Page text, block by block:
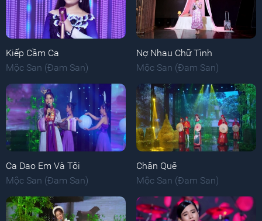
Kiếp Cầm Ca
Mộc San (Đam San)
Nợ Nhau Chữ Tình
Mộc San (Đam San)
Ca Dao Em Và Tôi
Mộc San (Đam San)
Chân Quê
Mộc San (Đam San)